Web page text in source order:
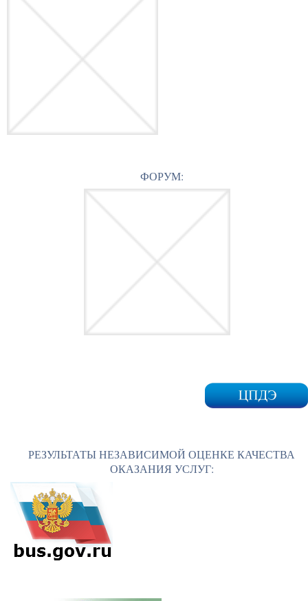
ФОРУМ:
РЕЗУЛЬТАТЫ НЕЗАВИСИМОЙ ОЦЕНКЕ КАЧЕСТВА
ОКАЗАНИЯ УСЛУГ: